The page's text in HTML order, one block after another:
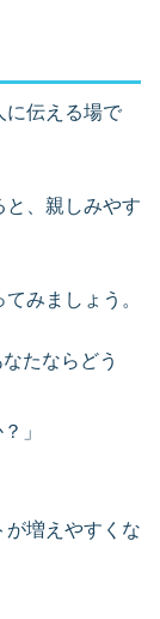
に伝える場で
と、親しみやす
みましょう。
たならどう
」
が増えやすくな